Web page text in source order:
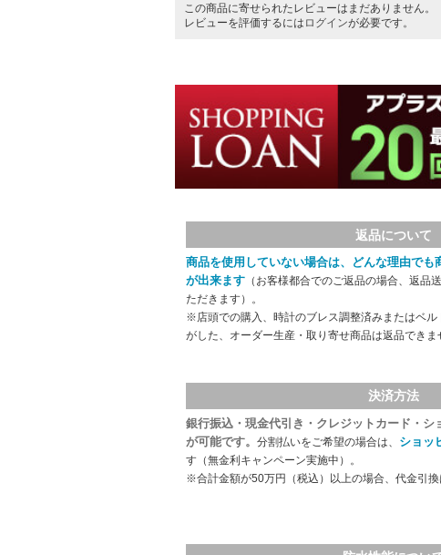
この商品に寄せられたレビューはまだありません。
レビューを評価するには ログインが必要です。
返品について
商品を使用していない場合は、どんな理由でも
が出来ます （お客様都合でのご返品の場合、返品
ただきます）。
※店頭での購入、時計のブレス調整済みまたはベル
がした、オーダー生産・取り寄せ商品は返品できま
決済方法
銀行振込・現金代引き・クレジットカード・シ
が可能です。 分割払いをご希望の場合は、 ショッ
す（無金利キャンペーン実施中）。
※合計金額が50万円（税込）以上の場合、代金引換